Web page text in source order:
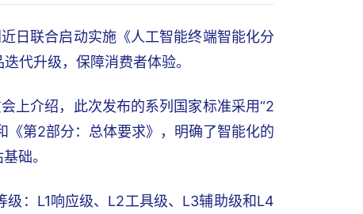
日联合启动实施《人工智能终端智能化分
代升级，保障消费者体验。
上介绍，此次发布的系列国家标准采用“2
《第2部分：总体要求》，明确了智能化的
础。
：L1响应级、L2工具级、L3辅助级和L4